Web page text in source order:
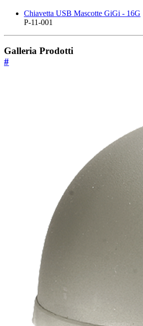
Chiavetta USB Mascotte GiGi - 16G
P-11-001
Galleria Prodotti
#